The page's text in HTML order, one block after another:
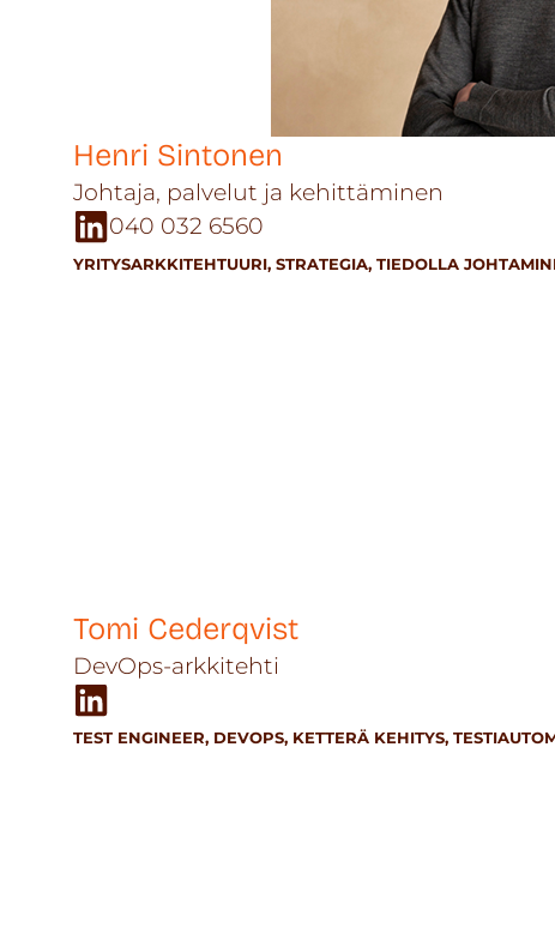
Henri Sintonen
Johtaja, palvelut ja kehittäminen
040 032 6560
YRITYSARKKITEHTUURI, STRATEGIA, TIEDOLLA
Tomi Cederqvist
DevOps-arkkitehti
TEST ENGINEER, DEVOPS, KETTERÄ KEHITYS,